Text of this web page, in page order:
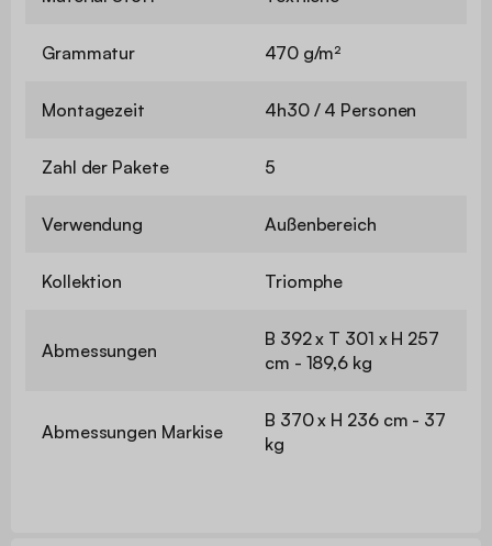
Grammatur 470 g/m²
Montagezeit 4h30 / 4 Personen
Zahl der Pakete 5
Verwendung Außenbereich
Kollektion Triomphe
Abmessungen
B 392 x T 301 x H 257
cm - 189,6 kg
Abmessungen Markise
B 370 x H 236 cm - 37
kg